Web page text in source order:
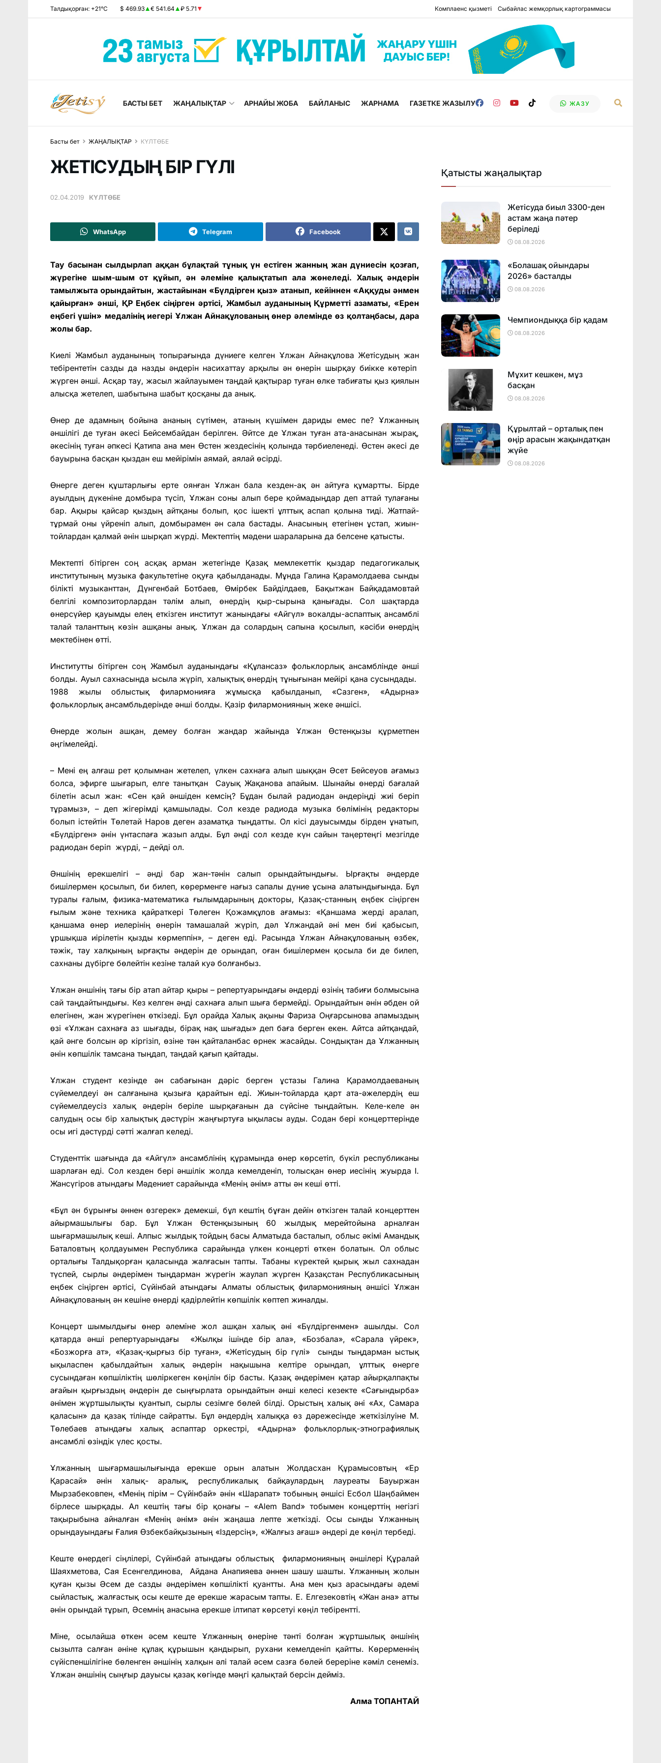
Талдықорған: +21°C $ 469.93 € 541.64 ₽ 5.71 Комплаенс қызметі Сыбайлас жемқорлық картограммасы
БАСТЫ БЕТ ЖАҢАЛЫҚТАР АРНАЙЫ ЖОБА БАЙЛАНЫС ЖАРНАМА ГАЗЕТКЕ ЖАЗЫЛУ ЖАЗУ
Басты бет ЖАҢАЛЫҚТАР КҮЛТӨБЕ
ЖЕТІСУДЫҢ БІР ГҮЛІ
02.04.2019 КҮЛТӨБЕ
WhatsApp Telegram Facebook
Тау басынан сылдырлап аққан бұлақтай тұнық үн естіген жанның жан дүниесін қозғап,
жүрегіне шым-шым от құйып, ән әлеміне қалықтатып ала жөнеледі. Халық әндерін
тамылжыта орындайтын, жастайынан «Бүлдірген қыз» атанып, кейіннен «Аққуды әнмен
қайырған» әнші, ҚР Еңбек сіңірген әртісі, Жамбыл ауданының Құрметті азаматы, «Ерен
еңбегі үшін» медалінің иегері Ұлжан Айнақұлованың өнер әлемінде өз қолтаңбасы, дара
жолы бар.
Киелі Жамбыл ауданының топырағында дүниеге келген Ұлжан Айнақұлова Жетісудың жан
тебірентетін сазды да назды әндерін насихаттау арқылы ән өнерін шырқау биікке көтеріп
жүрген әнші. Асқар тау, жасыл жайлауымен таңдай қақтырар туған өлке табиғаты қыз қиялын
алысқа жетелеп, шабытына шабыт қосқаны да анық.
Өнер де адамның бойына ананың сүтімен, атаның күшімен дариды емес пе? Ұлжанның
әншілігі де туған әкесі Бейсембайдан берілген. Әйтсе де Ұлжан туған ата-анасынан жырақ,
әкесінің туған әпкесі Қатипа ана мен Өстен жездесінің қолында тәрбиеленеді. Өстен әкесі де
бауырына басқан қыздан еш мейірімін аямай, аялай өсірді.
Өнерге деген құштарлығы ерте оянған Ұлжан бала кезден-ақ ән айтуға құмартты. Бірде
ауылдың дүкеніне домбыра түсіп, Ұлжан соны алып бере қоймадыңдар деп аттай тулағаны
бар. Ақыры қайсар қыздың айтқаны болып, қос ішекті ұлттық аспап қолына тиді. Жатпай-
тұрмай оны үйреніп алып, домбырамен ән сала бастады. Анасының етегінен ұстап, жиын-
тойлардан қалмай әнін шырқап жүрді. Мектептің мәдени шараларына да белсене қатысты.
Мектепті бітірген соң асқақ арман жетегінде Қазақ мемлекеттік қыздар педагогикалық
институтының музыка факультетіне оқуға қабылданады. Мұнда Галина Қарамолдаева сынды
білікті музыканттан, Дүнгенбай Ботбаев, Өмірбек Байділдаев, Бақытжан Байқадамовтай
белгілі композиторлардан тәлім алып, өнердің қыр-сырына қанығады. Сол шақтарда
өнерсүйер қауымды елең еткізген институт жанындағы «Айгүл» вокалды-аспаптық ансамблі
талай таланттың көзін ашқаны анық. Ұлжан да солардың сапына қосылып, кәсіби өнердің
мектебінен өтті.
Институтты бітірген соң Жамбыл ауданындағы «Құлансаз» фольклорлық ансамблінде әнші
болды. Ауыл сахнасында ысыла жүріп, халықтық өнердің тұнығынан мейірі қана сусындады.
1988 жылы облыстық филармонияға жұмысқа қабылданып, «Сазген», «Адырна»
фольклорлық ансамбльдерінде әнші болды. Қазір филармонияның жеке әншісі.
Өнерде жолын ашқан, демеу болған жандар жайында Ұлжан Өстенқызы құрметпен
әңгімелейді.
– Мені ең алғаш рет қолымнан жетелеп, үлкен сахнаға алып шыққан Әсет Бейсеуов ағамыз
болса, эфирге шығарып, елге танытқан Сауық Жақанова апайым. Шынайы өнерді бағалай
білетін асыл жан: «Сен қай әншіден кемсің? Бұдан былай радиодан әндеріңді жиі беріп
тұрамыз», – деп жігерімді қамшылады. Сол кезде радиода музыка бөлімінің редакторы
болып істейтін Төлетай Наров деген азаматқа тыңдатты. Ол кісі дауысымды бірден ұнатып,
«Бүлдірген» әнін үнтаспаға жазып алды. Бұл әнді сол кезде күн сайын таңертеңгі мезгілде
радиодан беріп жүрді, – дейді ол.
Әншінің ерекшелігі – әнді бар жан-тәнін салып орындайтындығы. Ырғақты әндерде
бишілермен қосылып, би билеп, көрерменге нағыз сапалы дүние ұсына алатындығында. Бұл
туралы ғалым, физика-математика ғылымдарының докторы, Қазақ-станның еңбек сіңірген
ғылым және техника қайраткері Төлеген Қожамқұлов ағамыз: «Қаншама жерді аралап,
қаншама өнер иелерінің өнерін тамашалай жүріп, дәл Ұлжандай әні мен биі қабысып,
ұршықша иірілетін қызды көрмеппін», – деген еді. Расында Ұлжан Айнақұлованың өзбек,
тәжік, тау халқының ырғақты әндерін де орындап, оған бишілермен қосыла би де билеп,
сахнаны дүбірге бөлейтін кезіне талай куә болғанбыз.
Ұлжан әншінің тағы бір атап айтар қыры – репертуарындағы әндерді өзінің табиғи болмысына
сай таңдайтындығы. Кез келген әнді сахнаға алып шыға бермейді. Орындайтын әнін әбден ой
елегінен, жан жүрегінен өткізеді. Бұл орайда Халық ақыны Фариза Оңғарсынова апамыздың
өзі «Ұлжан сахнаға аз шығады, бірақ нақ шығады» деп баға берген екен. Айтса айтқандай,
қай әнге болсын әр кіргізіп, өзіне тән қайталанбас өрнек жасайды. Сондықтан да Ұлжанның
әнін көпшілік тамсана тыңдап, таңдай қағып қайтады.
Ұлжан студент кезінде ән сабағынан дәріс берген ұстазы Галина Қарамолдаеваның
сүйемелдеуі ән салғанына қызыға қарайтын еді. Жиын-тойларда қарт ата-әжелердің еш
сүйемелдеусіз халық әндерін беріле шырқағанын да сүйсіне тыңдайтын. Келе-келе ән
салудың осы бір халықтық дәстүрін жаңғыртуға ықыласы ауды. Содан бері концерттерінде
осы игі дәстүрді сәтті жалғап келеді.
Студенттік шағында да «Айгүл» ансамблінің құрамында өнер көрсетіп, бүкіл республиканы
шарлаған еді. Сол кезден бері әншілік жолда кемелденіп, толысқан өнер иесінің жуырда І.
Жансүгіров атындағы Мәдениет сарайында «Менің әнім» атты ән кеші өтті.
«Бұл ән бұрынғы әннен өзгерек» демекші, бұл кештің бұған дейін өткізген талай концерттен
айырмашылығы бар. Бұл Ұлжан Өстенқызының 60 жылдық мерейтойына арналған
шығармашылық кеші. Алпыс жылдық тойдың басы Алматыда басталып, облыс әкімі Амандық
Баталовтың қолдауымен Республика сарайында үлкен концерті өткен болатын. Ол облыс
орталығы Талдықорған қаласында жалғасын тапты. Табаны күректей қырық жыл сахнадан
түспей, сырлы әндерімен тыңдарман жүрегін жаулап жүрген Қазақстан Республикасының
еңбек сіңірген әртісі, Сүйінбай атындағы Алматы облыстық филармонияның әншісі Ұлжан
Айнақұлованың ән кешіне өнерді қадірлейтін көпшілік көптеп жиналды.
Концерт шымылдығы өнер әлеміне жол ашқан халық әні «Бүлдіргенмен» ашылды. Сол
қатарда әнші репертуарындағы «Жылқы ішінде бір ала», «Бозбала», «Сарала үйрек»,
«Бозжорға ат», «Қазақ-қырғыз бір туған», «Жетісудың бір гүлі» сынды тыңдарман ыстық
ықыласпен қабылдайтын халық әндерін нақышына келтіре орындап, ұлттық өнерге
сусындаған көпшіліктің шөліркеген көңілін бір басты. Қазақ әндерімен қатар айырқалпақты
ағайын қырғыздың әндерін де сыңғырлата орындайтын әнші келесі кезекте «Сағындырба»
әнімен жұртшылықты қуантып, сырлы сезімге бөлей білді. Орыстың халық әні «Ах, Самара
қаласын» да қазақ тілінде сайратты. Бұл әндердің халыққа өз дәрежесінде жеткізілуіне М.
Төлебаев атындағы халық аспаптар оркестрі, «Адырна» фольклорлық-этнографиялық
ансамблі өзіндік үлес қосты.
Ұлжанның шығармашылығында ерекше орын алатын Жолдасхан Құрамысовтың «Ер
Қарасай» әнін халық- аралық, республикалық байқаулардың лауреаты Бауыржан
Мырзабековпен, «Менің пірім – Сүйінбай» әнін «Шарапат» тобының әншісі Есбол Шаңбаймен
бірлесе шырқады. Ал кештің тағы бір қонағы – «Аlem Band» тобымен концерттің негізгі
тақырыбына айналған «Менің әнім» әнін жаңаша лепте жеткізді. Осы сынды Ұлжанның
орындауындағы Ғалия Өзбекбайқызының «Іздерсің», «Жалғыз ағаш» әндері де көңіл тербеді.
Кеште өнердегі сіңлілері, Сүйінбай атындағы облыстық филармонияның әншілері Құралай
Шаяхметова, Сая Есенгелдинова, Айдана Анапияева әннен шашу шашты. Ұлжанның жолын
қуған қызы Әсем де сазды әндерімен көпшілікті қуантты. Ана мен қыз арасындағы әдемі
сыйластық, жалғастық осы кеште де ерекше жарасым тапты. Е. Елгезековтің «Жан ана» атты
әнін орындай тұрып, Әсемнің анасына ерекше ілтипат көрсетуі көңіл тебірентті.
Міне, осылайша өткен әсем кеште Ұлжанның өнеріне тәнті болған жұртшылық әншінің
сызылта салған әніне құлақ құрышын қандырып, рухани кемелденіп қайтты. Көрерменнің
сүйіспеншілігіне бөленген әншінің халқын әлі талай әсем сазға бөлей береріне кәміл сенеміз.
Ұлжан әншінің сыңғыр дауысы қазақ көгінде мәңгі қалықтай берсін дейміз.
Алма ТОПАНТАЙ
Қатысты жаңалықтар
Жетісуда биыл 3300-ден
астам жаңа пәтер
беріледі
08.08.2026
«Болашақ ойындары
2026» басталды
08.08.2026
Чемпиондыққа бір қадам
08.08.2026
Мұхит кешкен, мұз
басқан
08.08.2026
Құрылтай – орталық пен
өңір арасын жақындатқан
жүйе
08.08.2026